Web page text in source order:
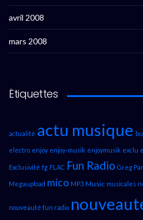
avril 2008
mars 2008
Étiquettes
actualité actu musique
electro enjoy enjoy-musik enjoymusik exclu
Exclusivité fg FLAC Fun Radio Greg
Megaupload mico MP3 Music musicales
nouveauté fun radio